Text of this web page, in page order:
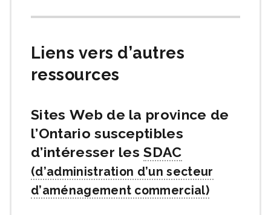
Liens vers d’autres
ressources
Sites Web de la province de
l’Ontario susceptibles
d’intéresser lesSDAC